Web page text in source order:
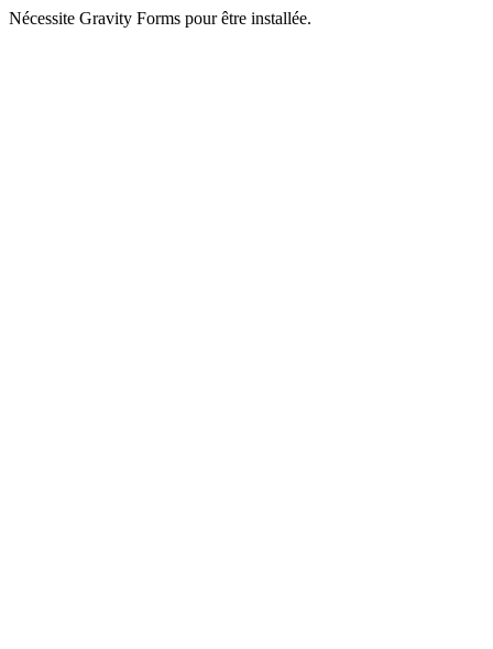
Nécessite Gravity Forms pour être installée.